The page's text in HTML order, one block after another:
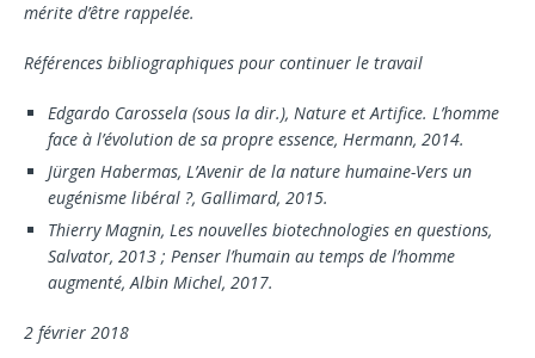
mérite d’être rappelée.
Références bibliographiques pour continuer le travail
Edgardo Carossela (sous la dir.), Nature et Artifice. L’homme
face à l’évolution de sa propre essence, Her­mann, 2014.
Jürgen Habermas, L’Avenir de la nature humaine-Vers un
eugénisme libéral ?, Gallimard, 2015.
Thierry Magnin, Les nouvelles biotechnologies en ques­tions,
Salvator, 2013 ; Penser l’humain au temps de l’homme
augmenté, Albin Michel, 2017.
2 février 2018